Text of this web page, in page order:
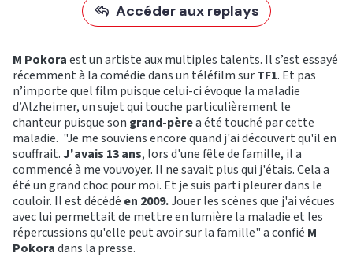
Accéder aux replays
M Pokoraest un artiste aux multiples talents. Il s’est essayé
récemment à la comédie dans un téléfilm surTF1. Et pas
n’importe quel film puisque celui-ci évoque la maladie
d’Alzheimer, un sujet qui touche particulièrement le
chanteur puisque son grand-pèrea été touché par cette
maladie. "Je me souviens encore quand j'ai découvert qu'il en
souffrait. J'avais 13 ans, lors d'une fête de famille, il a
commencé à me vouvoyer. Il ne savait plus qui j'étais. Cela a
été un grand choc pour moi. Et je suis parti pleurer dans le
couloir. Il est décédé en 2009.Jouer les scènes que j'ai vécues
avec lui permettait de mettre en lumière la maladie et les
répercussions qu'elle peut avoir sur la famille" a confié M
Pokoradans la presse.